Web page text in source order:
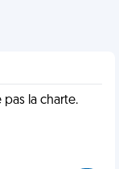
la charte.